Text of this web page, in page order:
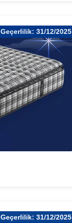
Geçerlilik: 31/12/2025
Geçerlilik: 31/12/2025